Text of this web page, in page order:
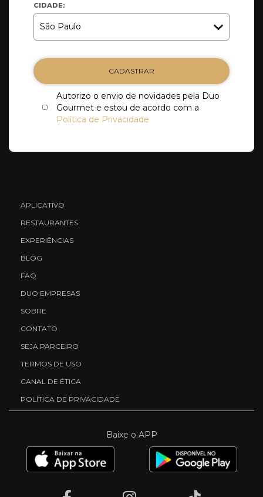
CIDADE:
CADASTRAR
Autorizo o envio de novidades pela Duo
Gourmet e estou de acordo com a
Política de Privacidade
APLICATIVO
RESTAURANTES
EXPERIÊNCIAS
BLOG
FAQ
DUO EMPRESAS
SOBRE
CONTATO
SEJA PARCEIRO
TERMOS DE USO
CANAL DE ÉTICA
POLÍTICA DE PRIVACIDADE
Baixe o APP